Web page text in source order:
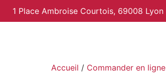
1 Place Ambroise Courtois, 69008 Lyon
Accueil / Commander en ligne